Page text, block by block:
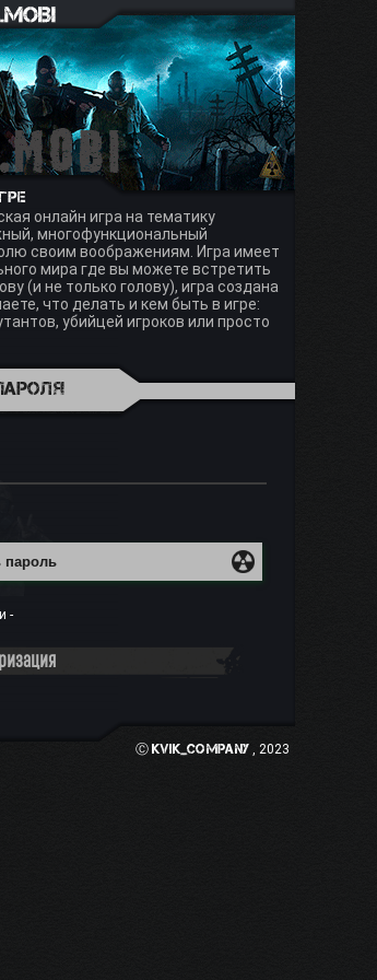
онлайн игра на тематику
многофункциональный
своим воображениям. Игра имеет
мира где вы можете встретить
(и не только голову), игра создана
что делать и кем быть в игре:
убийцей игроков или просто
-
Ⓒ kvik_company , 2023